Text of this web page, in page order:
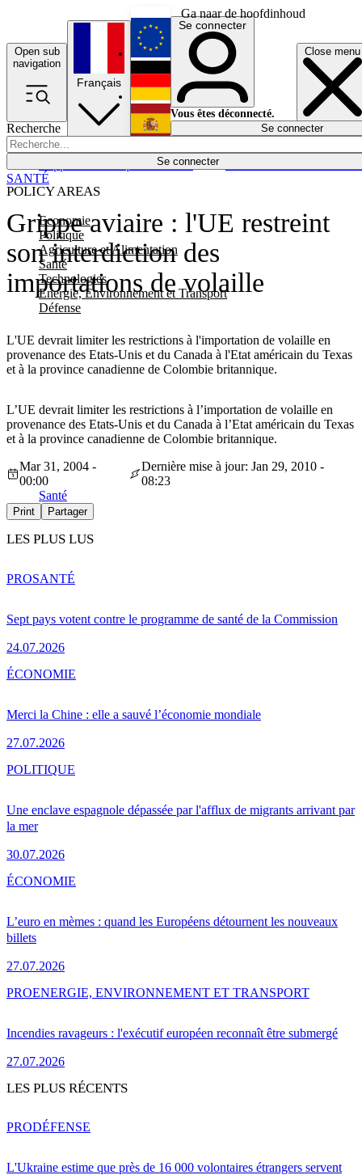
Ga naar de hoofdinhoud
Open sub
navigation
Close menu
Recherche
Se connecter
POLICY AREAS
Economie
Politique
Agriculture et Alimentation
Santé
Technologies
Energie, Environnement et Transport
Défense
Économie
Français
English
Deutsch
Español
Se connecter
Vous êtes déconnecté.
Se connecter
Grippe aviaire : l'UE restreint
son interdiction des
importations de volaille
L'UE devrait limiter les restrictions à l'importation de volaille en
provenance des Etats-Unis et du Canada à l'Etat américain du Texas
et à la province canadienne de Colombie britannique.
SANTÉ
L’UE devrait limiter les restrictions à l’importation de volaille en
provenance des Etats-Unis et du Canada à l’Etat américain du Texas
et à la province canadienne de Colombie britannique.
Mar 31, 2004 -
00:00
Dernière mise à jour: Jan 29, 2010 -
08:23
Santé
Print Partager
LES PLUS LUS
Sept pays votent contre le programme de santé de la Commission
24.07.2026
PROSANTÉ
Merci la Chine : elle a sauvé l’économie mondiale
27.07.2026
ÉCONOMIE
Une enclave espagnole dépassée par l'afflux de migrants arrivant par
la mer
30.07.2026
POLITIQUE
L’euro en mèmes : quand les Européens détournent les nouveaux
billets
27.07.2026
ÉCONOMIE
Incendies ravageurs : l'exécutif européen reconnaît être submergé
27.07.2026
PROENERGIE, ENVIRONNEMENT ET TRANSPORT
LES PLUS RÉCENTS
L'Ukraine estime que près de 16 000 volontaires étrangers servent
PRODÉFENSE